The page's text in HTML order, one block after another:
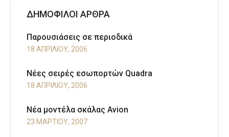
ΔΗΜΟΦΙΛΟΙ ΑΡΘΡΑ
Παρουσιάσεις σε περιοδικά
18 ΑΠΡΙΛΊΟΥ, 2006
Νέες σειρές εσωπορτών Quadra
18 ΑΠΡΙΛΊΟΥ, 2006
Νέα μοντέλα σκάλας Avion
23 ΜΑΡΤΊΟΥ, 2007